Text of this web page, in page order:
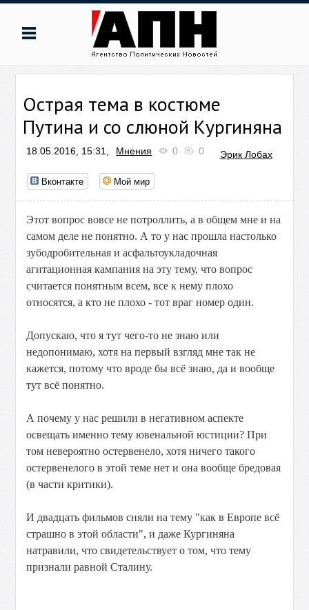
Острая тема в костюме
Путина и со слюной Кургиняна
18.05.2016, 15:31, Мнения 0 0 Эрик Лобах
Вконтакте Мой мир
Этот вопрос вовсе не потроллить, а в общем мне и на
самом деле не понятно. А то у нас прошла настолько
зубодробительная и асфальтоукладочная
агитационная кампания на эту тему, что вопрос
считается понятным всем, все к нему плохо
относятся, а кто не плохо - тот враг номер один.
Допускаю, что я тут чего-то не знаю или
недопонимаю, хотя на первый взгляд мне так не
кажется, потому что вроде бы всё знаю, да и вообще
тут всё понятно.
А почему у нас решили в негативном аспекте
освещать именно тему ювенальной юстиции? При
том невероятно остервенело, хотя ничего такого
остервенелого в этой теме нет и она вообще бредовая
(в части критики).
И двадцать фильмов сняли на тему "как в Европе всё
страшно в этой области", и даже Кургиняна
натравили, что свидетельствует о том, что тему
признали равной Сталину.